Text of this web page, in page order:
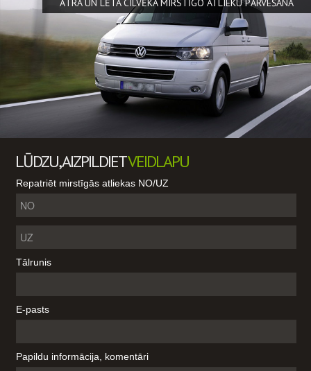
LŪDZU, AIZPILDIETVEIDLAPU
Repatriēt mirstīgās atliekas NO/UZ
Tālrunis
E-pasts
Papildu informācija, komentāri
ĀTRA UN LĒTA CILVĒKA MIRSTĪGO ATLIEKU PĀRVEŠANA